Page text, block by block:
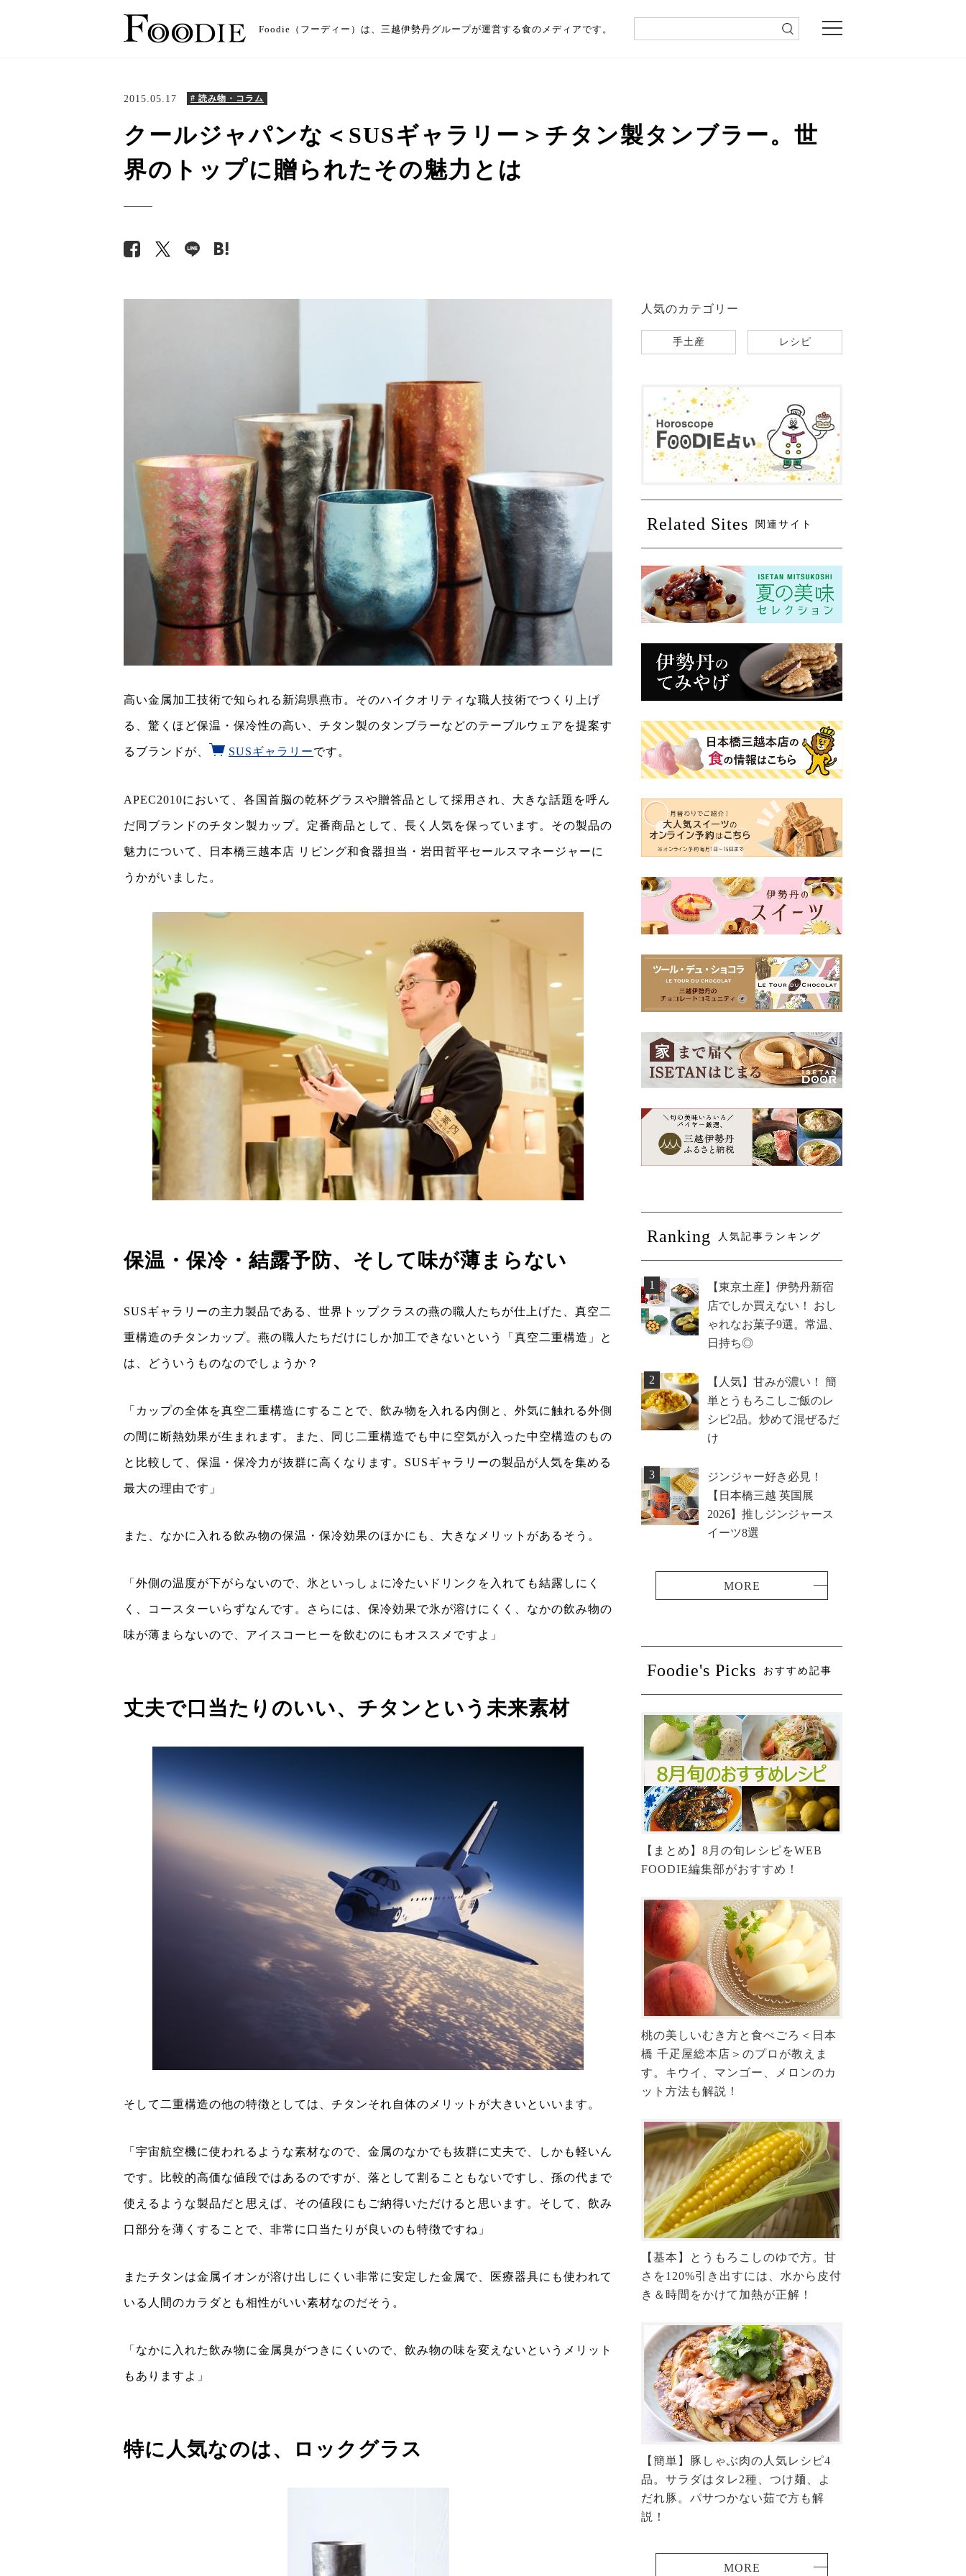
Foodie（フーディー）は、三越伊勢丹グループが運営する食のメディアです。
2015.05.17 # 読み物・コラム
クールジャパンな＜SUSギャラリー＞チタン製タンブラー。世
界のトップに贈られたその魅力とは
高い金属加工技術で知られる新潟県燕市。そのハイクオリティな職人技術でつくり上げ
る、驚くほど保温・保冷性の高い、チタン製のタンブラーなどのテーブルウェアを提案す
るブランドが、 SUSギャラリーです。
APEC2010において、各国首脳の乾杯グラスや贈答品として採用され、大きな話題を呼ん
だ同ブランドのチタン製カップ。定番商品として、長く人気を保っています。その製品の
魅力について、日本橋三越本店 リビング和食器担当・岩田哲平セールスマネージャーに
うかがいました。
保温・保冷・結露予防、そして味が薄まらない
SUSギャラリーの主力製品である、世界トップクラスの燕の職人たちが仕上げた、真空二
重構造のチタンカップ。燕の職人たちだけにしか加工できないという「真空二重構造」と
は、どういうものなのでしょうか？
「カップの全体を真空二重構造にすることで、飲み物を入れる内側と、外気に触れる外側
の間に断熱効果が生まれます。また、同じ二重構造でも中に空気が入った中空構造のもの
と比較して、保温・保冷力が抜群に高くなります。SUSギャラリーの製品が人気を集める
最大の理由です」
また、なかに入れる飲み物の保温・保冷効果のほかにも、大きなメリットがあるそう。
「外側の温度が下がらないので、氷といっしょに冷たいドリンクを入れても結露しにく
く、コースターいらずなんです。さらには、保冷効果で氷が溶けにくく、なかの飲み物の
味が薄まらないので、アイスコーヒーを飲むのにもオススメですよ」
丈夫で口当たりのいい、チタンという未来素材
そして二重構造の他の特徴としては、チタンそれ自体のメリットが大きいといいます。
「宇宙航空機に使われるような素材なので、金属のなかでも抜群に丈夫で、しかも軽いん
です。比較的高価な値段ではあるのですが、落として割ることもないですし、孫の代まで
使えるような製品だと思えば、その値段にもご納得いただけると思います。そして、飲み
口部分を薄くすることで、非常に口当たりが良いのも特徴ですね」
またチタンは金属イオンが溶け出しにくい非常に安定した金属で、医療器具にも使われて
いる人間のカラダとも相性がいい素材なのだそう。
「なかに入れた飲み物に金属臭がつきにくいので、飲み物の味を変えないというメリット
もありますよ」
特に人気なのは、ロックグラス
人気のカテゴリー
手土産 レシピ
Related Sites 関連サイト
Ranking 人気記事ランキング
1
【東京土産】伊勢丹新宿
店でしか買えない！ おし
ゃれなお菓子9選。常温、
日持ち◎
2
【人気】甘みが濃い！ 簡
単とうもろこしご飯のレ
シピ2品。炒めて混ぜるだ
け
3
ジンジャー好き必見！
【日本橋三越 英国展
2026】推しジンジャース
イーツ8選
Foodie's Picks おすすめ記事
【まとめ】8月の旬レシピをWEB
FOODIE編集部がおすすめ！
桃の美しいむき方と食べごろ＜日本
橋 千疋屋総本店＞のプロが教えま
す。キウイ、マンゴー、メロンのカ
ット方法も解説！
【基本】とうもろこしのゆで方。甘
さを120%引き出すには、水から皮付
き＆時間をかけて加熱が正解！
【簡単】豚しゃぶ肉の人気レシピ4
品。サラダはタレ2種、つけ麺、よ
だれ豚。パサつかない茹で方も解
説！
MORE